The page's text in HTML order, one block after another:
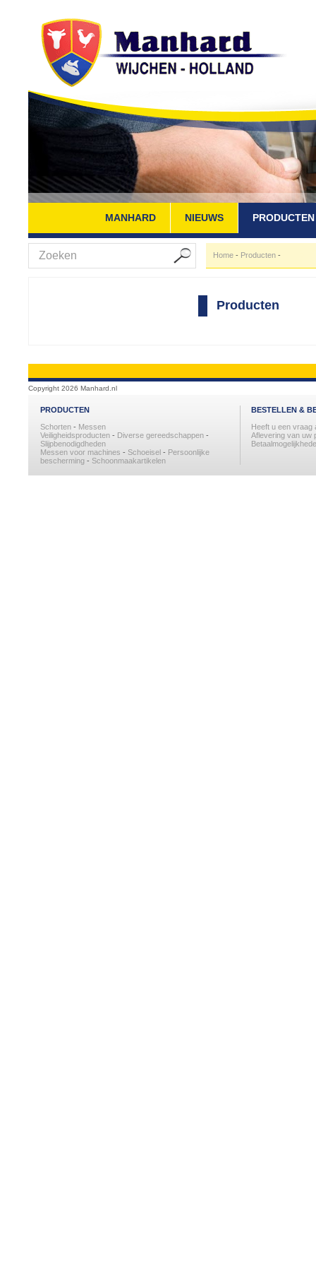
MANHARD NIEUWS PRODUCTEN
Home - Producten -
Producten
Copyright 2026 Manhard.nl
PRODUCTEN
Schorten - Messen
Veiligheidsproducten - Diverse gereedschappen -
Slijpbenodigdheden
Messen voor machines - Schoeisel - Persoonlijke
bescherming - Schoonmaakartikelen
BESTELLEN &
Heeft u een vraag
Aflevering van uw